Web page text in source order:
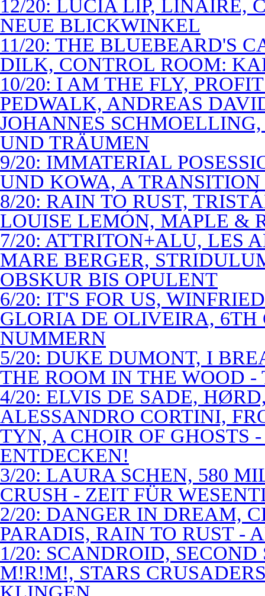
12/20: LUCIA LIP, LINAIRE,
NEUE BLICKWINKEL
11/20: THE BLUEBEARD'S
DILK, CONTROL ROOM:
10/20: I AM THE FLY,
PEDWALK, ANDREAS
JOHANNES
UND TRÄUMEN
9/20: IMMATERIAL
UND KOWA, A
8/20: RAIN TO RUST,
LOUISE LEMÓN, MAPLE &
7/20: ATTRITON+ALU, LES
MARE BERGER,
OBSKUR BIS OPULENT
6/20: IT'S FOR US,
GLORIA DE OLIVEIRA, 6TH
NUMMERN
5/20: DUKE DUMONT, I
THE ROOM IN THE WOOD
4/20: ELVIS DE SADE,
ALESSANDRO CORTINI,
TYN, A CHOIR OF GHOSTS
ENTDECKEN!
3/20: LAURA SCHEN, 580
CRUSH - ZEIT FÜR
2/20: DANGER IN DREAM,
PARADIS, RAIN TO RUST -
1/20: SCANDROID,
M!R!M!, STARS